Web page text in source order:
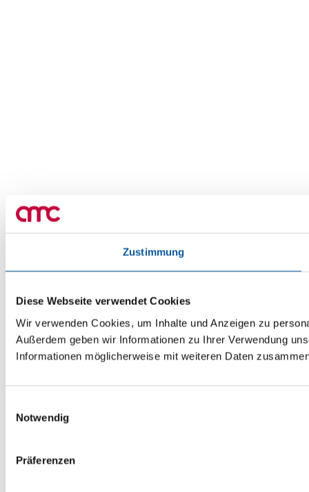
Zustimmung
Diese Webseite verwendet Cookies
Wir verwenden Cookies, um Inhalte und Anzeigen zu
Außerdem geben wir Informationen zu Ihrer Verwendung
Informationen möglicherweise mit weiteren Daten
Notwendig
Präferenzen